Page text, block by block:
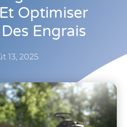
Optimiser
Engrais
13, 2025